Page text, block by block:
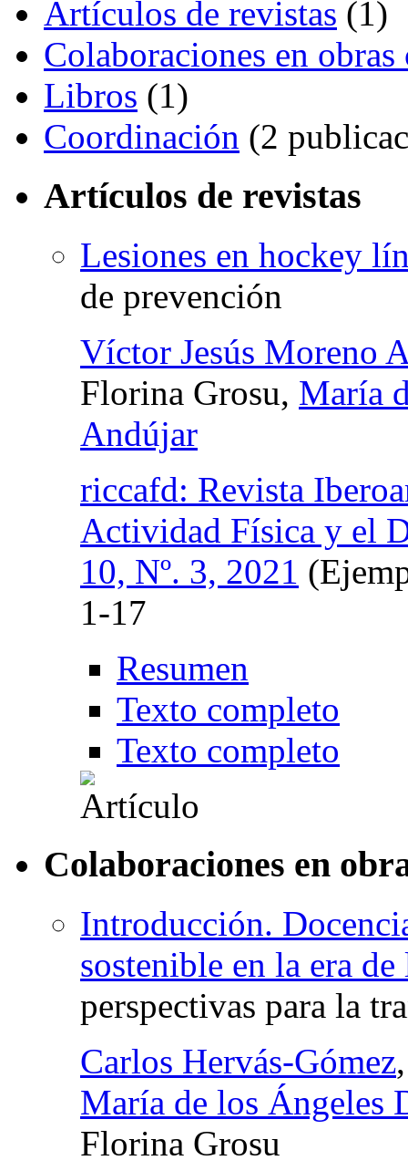
Artículos de revistas (1)
Colaboraciones en
Libros (1)
Coordinación (2
Artículos de revistas
Lesiones en hockey
de prevención
Víctor Jesús Moreno
Florina Grosu, María
Andújar
riccafd: Revista
Actividad Física y el
10, Nº. 3, 2021
1-17
Resumen
Texto completo
Texto completo
Colaboraciones en
Introducción.
sostenible en la era
perspectivas para la
Carlos Hervás-Gómez
María de los Ángeles
Florina Grosu